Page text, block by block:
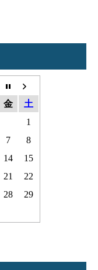
金
土
1
7
8
14
15
21
22
28
29